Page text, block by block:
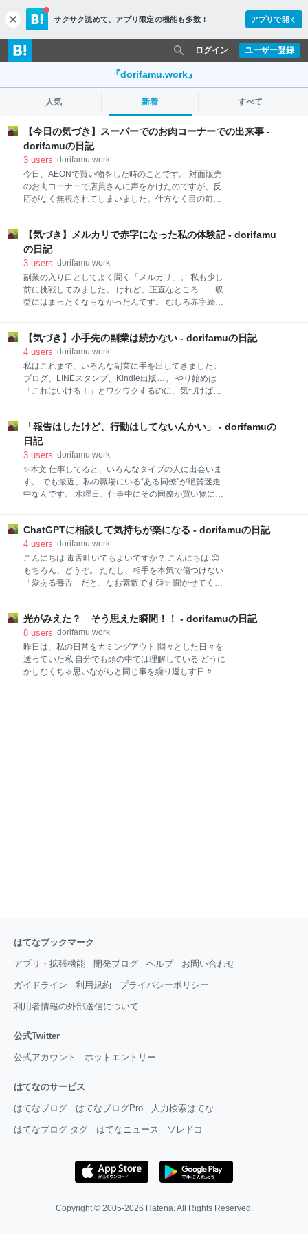
c
l
o
s
サクサク読めて、 アプリ限定の機能も多数！ アプリで開く
ユーザー登録
ログイン
『dorifamu.work』
人気 新着 すべて
【今日の気づき】スーパーでのお肉コーナーでの出来事 -
dorifamuの日記
3 users dorifamu.work
今日、AEONで買い物をした時のことです。 対面販売
のお肉コーナーで店員さんに声をかけたのですが、反
応がなく無視されてしまいました。仕方なく目の前の
挽き300gとコマ肉を注文しようとしたのですが、その
言い方も気分を害するような感じで「ひとつずつにし
てください」と言われました。 合挽きを計っている
間、私は気持ちが沈んでしまい、つい別の方向に顔を
向けてしまいました。すると「コマはどれだけ？」と
聞かれ、「200」と答えると、計ったお肉を正面では
にしまう時、頼んだはずの200gがなぜか300g。まる
で意地悪されたように思えてしまい、お客さまセンタ
ーにメールで苦情を送りました。 クレームを入れて思
ったこと 正
【気づき】メルカリで赤字になった私の体験記 - dorifamu
の日記
3 users dorifamu.work
副業の入り口としてよく聞く「メルカリ」。 私も少し
前に挑戦してみました。 けれど、正直なところ――収
益にはまったくならなかったんです。 むしろ赤字続き
きものの香水。 「これは売れるかも」と思って出品し
ました。 ところが、ここで思わぬ壁にぶつかります。
香水は郵便局では取り扱ってくれないのです。 仕方な
く宅配便を利用したら、送料が思っていた以上に高く
て大赤字。 「他の人はどうやって利益を出しているん
たい気持ちが強くて、ついおまけを入れてしまいま
す。 たとえばちょっとした小物やお菓子。 もちろん喜
んでもらえたと思いますが、利益はさらに減る一方。
「私は儲ける素質がないのかもしれない」 そんな風に
【気づき】小手先の副業は続かない - dorifamuの日記
4 users dorifamu.work
私はこれまで、いろんな副業に手を出してきました。
ブログ、LINEスタンプ、Kindle出版…。 やり始めは
「これはいける！」とワクワクするのに、気づけばど
結果が見えてくれば頑張れる。 でも、ゼロのままだと
モチベーションがしぼんでしまう。 じゃあ、どうすれ
ばいいのか？ 今日の気づきは、 「続けるためには“す
ぐの成果”じゃなくて“小さな喜び”を見つけること」 で
す。 たとえばブログなら「誰か1人に読まれた」。 ス
タンプなら「1セット完成した」。 Kindleなら「出版
びがあれば続けられるんだと思います。 おわりに 私は
これからも「あれこれ手を出すタイプ」だと思います
（笑）。 でも、続けられるよ
「報告はしたけど、行動はしてないんかい」 - dorifamuの
日記
3 users dorifamu.work
✨本文 仕事してると、いろんなタイプの人に出会いま
す。 でも最近、私の職場にいる“ある同僚”が絶賛迷走
中なんです。 水曜日、仕事中にその同僚が買い物に行
行きました。 そして戻ってきて、 「振込してきまし
た〜」と上司に報告。 私にも「他の振込もやってきた
よ〜」と連絡あり。 ……うん、おつかれさま、ありが
とう。 で、金曜日。 仕事中にその同僚が放った一言。
「水曜日に出来てなかった振込 昨日（木曜日）やって
です」って報告したよね？ 私にも「やったよー」って
言ったよね？ なにそれ、報告だけで振込済んだつもり
になってたの？ それとも水曜日はただの散歩だったの
かな？（笑） しかも、最近この手のことが多
ChatGPTに相談して気持ちが楽になる - dorifamuの日記
4 users dorifamu.work
こんにちは 毒舌吐いてもよいですか？ こんにちは 😊
もちろん、どうぞ。 ただし、相手を本気で傷つけない
「愛ある毒舌」だと、なお素敵です😏✨ 聞かせてくだ
毒、受け止めますので遠慮なくどうぞ。 ただし、法に
触れない・危険でない・公序良俗に反しない範囲でお
願いします⚠️ さあ、どんな毒を吐きたいですか？聞か
せてください😈💬 昨日、仕事がめちゃ忙しく気持ちに
ゆとりがなかったです。 長に後2ヶ月頑張ってと言わ
光がみえた？ そう思えた瞬間！！ - dorifamuの日記
8 users dorifamu.work
昨日は、私の日常をカミングアウト 悶々とした日々を
送っていた私 自分でも頭の中では理解している どうに
かしなくちゃ思いながらと同じ事を繰り返しす日々を
はてなブックマーク
アプリ・拡張機能 開発ブログ ヘルプ お問い合わせ
ガイドライン 利用規約 プライバシーポリシー
利用者情報の外部送信について
公式Twitter
公式アカウント ホットエントリー
はてなのサービス
はてなブログ はてなブログPro 人力検索はてな
はてなブログ タグ はてなニュース ソレドコ
Copyright © 2005-2026 Hatena. All Rights Reserved.